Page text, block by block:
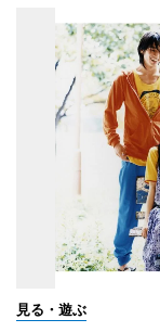
見る・遊ぶ